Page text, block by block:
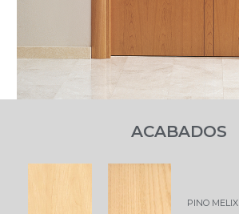
ACABADOS
PINO MELIX